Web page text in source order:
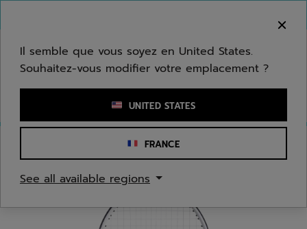
Saisir un mot clé ou un numéro d'article
Il semble que vous soyez en United States.
Souhaitez-vous modifier votre emplacement ?
UNITED STATES
FRANCE
See all available regions